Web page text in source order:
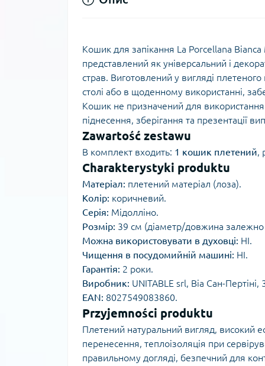
Кошик для запікання La Porcellana
представлений як універсальний і
страв. Виготовлений у вигляді
столі або в щоденному використанні,
Кошик не призначений для
піднесення, зберігання та презентації
Zawartość zestawu
В комплект входить: 1 кошик плетений,
Charakterystyki produktu
Матеріал: плетений матеріал (лоза).
Колір: коричневий.
Серія: Мідолліно.
Розмір: 39 см (діаметр/довжина залежно
Можна використовувати в духовці: НІ.
Чищення в посудомийній машині: НІ.
Гарантія: 2 роки.
Виробник: UNITABLE srl, Віа Сан-Пертіні,
EAN: 8027549083860.
Przyjemności produktu
Плетений натуральний вигляд, високий
перенесення, теплоізоляція при
правильному догляді, безпечний для